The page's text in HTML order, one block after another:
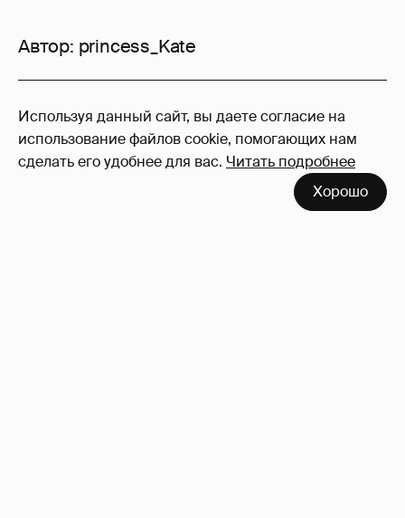
Используя данный сайт, вы даете согласие на
использование файлов cookie, помогающих нам
сделать его удобнее для вас. Читать подробнее
Хорошо
Автор: princess_Kate
94
Войдите в аккаунт, чтобы читать и
оставлять комментарии